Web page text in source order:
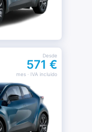
Desde
571 €
mes· IVA incluido